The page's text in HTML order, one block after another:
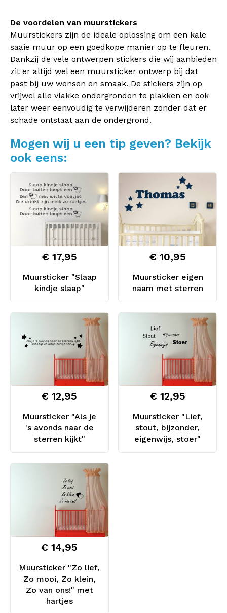
De voordelen van muurstickers
Muurstickers zijn de ideale oplossing om een kale
saaie muur op een goedkope manier op te fleuren.
Dankzij de vele ontwerpen stickers die wij aanbieden
zit er altijd wel een muursticker ontwerp bij dat
past bij uw wensen en smaak. De stickers zijn op
vrijwel alle vlakke ondergronden te plakken en ook
later weer eenvoudig te verwijderen zonder dat er
schade ontstaat aan de ondergrond.
Mogen wij u een tip geven? Bekijk
ook eens:
Muursticker "Slaap
kindje slaap"
€ 17,95
Muursticker eigen
naam met sterren
€ 10,95
Muursticker "Als je
's avonds naar de
sterren kijkt"
€ 12,95
Muursticker "Lief,
stout, bijzonder,
eigenwijs, stoer"
€ 12,95
Muursticker "Zo lief,
Zo mooi, Zo klein,
Zo van ons!" met
hartjes
€ 14,95